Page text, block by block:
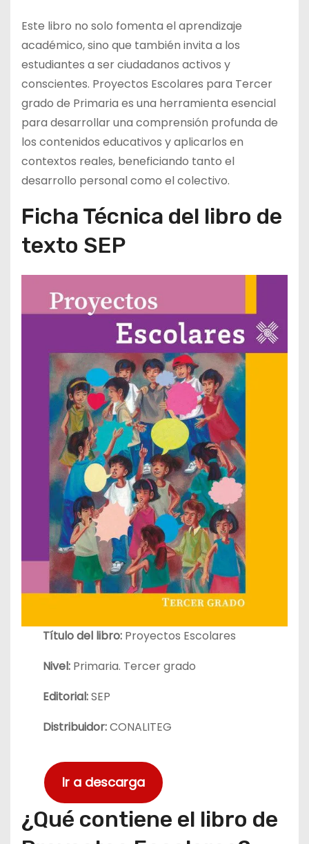
Este libro no solo fomenta el aprendizaje
académico, sino que también invita a los
estudiantes a ser ciudadanos activos y
conscientes. Proyectos Escolares para Tercer
grado de Primaria es una herramienta esencial
para desarrollar una comprensión profunda de
los contenidos educativos y aplicarlos en
contextos reales, beneficiando tanto el
desarrollo personal como el colectivo.
Ficha Técnica del libro de
texto SEP
Título del libro: Proyectos Escolares
Nivel:Primaria. Tercer grado
Editorial:SEP
Distribuidor:CONALITEG
Ir a descarga
¿Qué contiene el libro de